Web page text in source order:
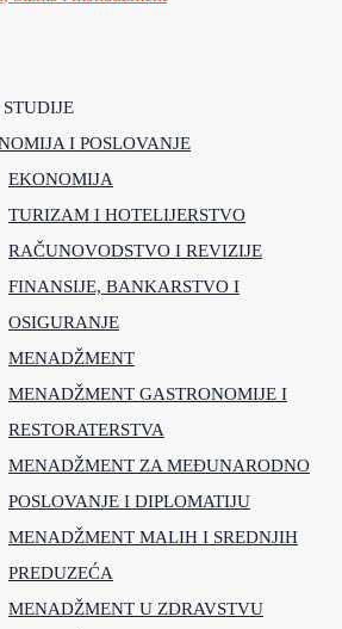
I POSLOVANJE
EKONOMIJA
TURIZAM I HOTELIJERSTVO
RAČUNOVODSTVO I REVIZIJE
FINANSIJE, BANKARSTVO I
OSIGURANJE
MENADŽMENT
MENADŽMENT GASTRONOMIJE I
RESTORATERSTVA
MENADŽMENT ZA MEĐUNARODNO
POSLOVANJE I DIPLOMATIJU
MENADŽMENT MALIH I SREDNJIH
PREDUZEĆA
MENADŽMENT U ZDRAVSTVU